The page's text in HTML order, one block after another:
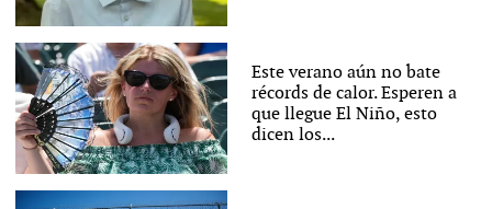
Este verano aún no bate
récords de calor. Esperen a
que llegue El Niño, esto
dicen los...